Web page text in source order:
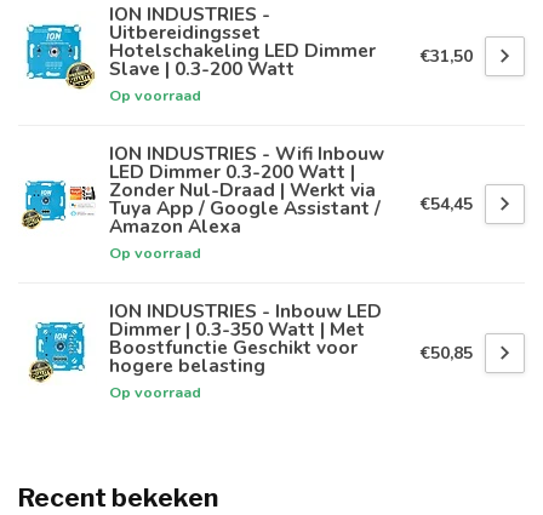
ION INDUSTRIES -
Uitbereidingsset
Hotelschakeling LED Dimmer
Slave | 0.3-200 Watt
Op voorraad
€31,50
ION INDUSTRIES - Wifi Inbouw
LED Dimmer 0.3-200 Watt |
Zonder Nul-Draad | Werkt via
Tuya App / Google Assistant /
Amazon Alexa
Op voorraad
€54,45
ION INDUSTRIES - Inbouw LED
Dimmer | 0.3-350 Watt | Met
Boostfunctie Geschikt voor
hogere belasting
Op voorraad
€50,85
Recent bekeken